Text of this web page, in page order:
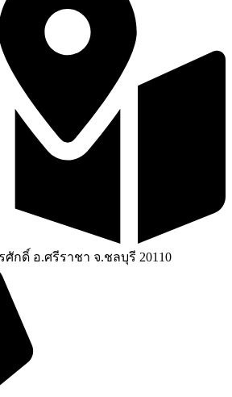
ศักดิ์ อ.ศรีราชา จ.ชลบุรี 20110